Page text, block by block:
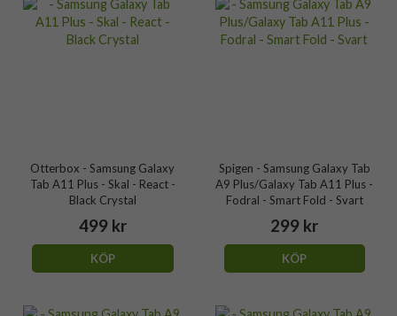
Otterbox - Samsung Galaxy
Tab A11 Plus - Skal - React -
Black Crystal
499 kr
KÖP
Spigen - Samsung Galaxy Tab
A9 Plus/Galaxy Tab A11 Plus -
Fodral - Smart Fold - Svart
299 kr
KÖP